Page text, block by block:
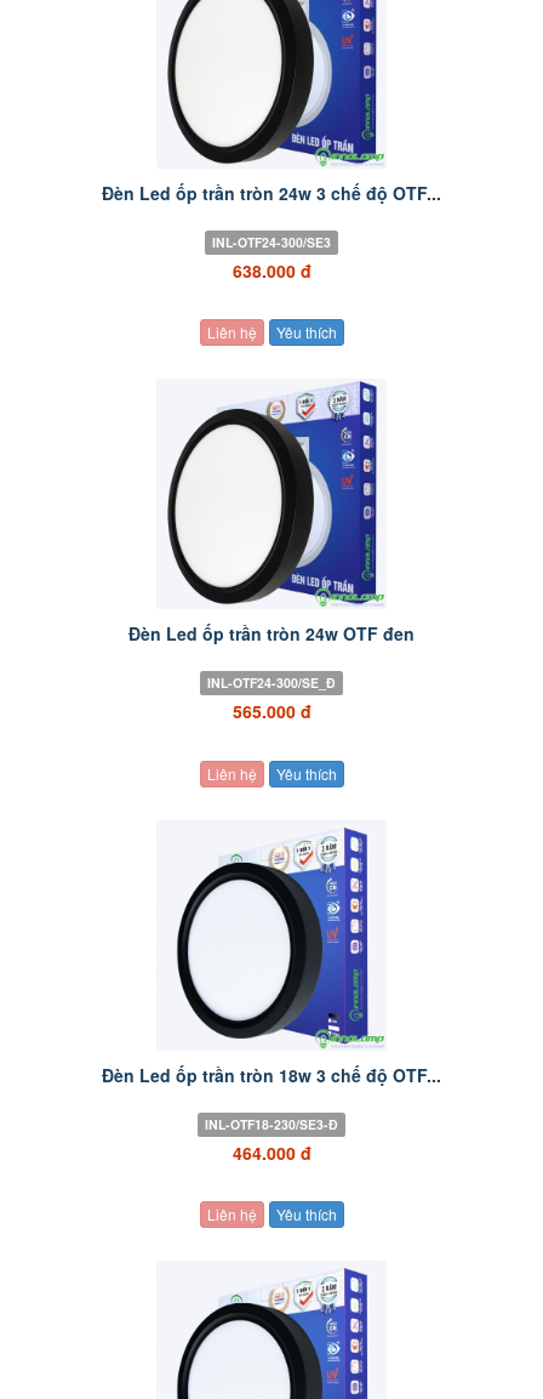
Đèn Led ốp trần tròn 24w 3 chế độ OTF...
INL-OTF24-300/SE3
638.000 đ
Liên hệ Yêu thích
Đèn Led ốp trần tròn 24w OTF đen
INL-OTF24-300/SE_Đ
565.000 đ
Liên hệ Yêu thích
Đèn Led ốp trần tròn 18w 3 chế độ OTF...
INL-OTF18-230/SE3-Đ
464.000 đ
Liên hệ Yêu thích